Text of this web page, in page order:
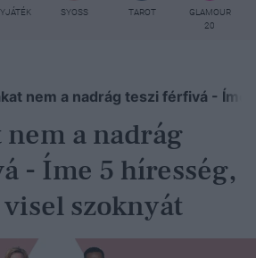
SYOSS TAROT
GLAMOUR
20
nem a nadrág teszi férfivá - Íme
a nadrág
- Íme 5 híresség,
szoknyát